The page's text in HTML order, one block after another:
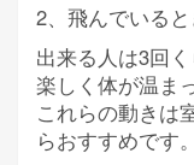
2、飛んでいる
出来る人は3回
楽しく体が温ま
これらの動きは
らおすすめです。